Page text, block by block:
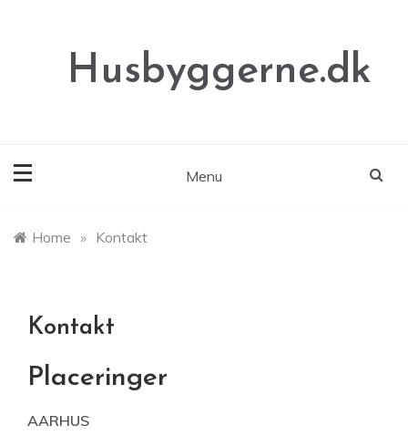
Husbyggerne.dk
Menu
Home » Kontakt
Kontakt
Placeringer
AARHUS